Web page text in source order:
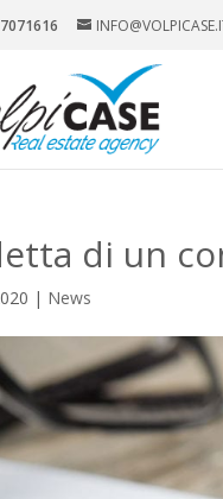
di un
| News